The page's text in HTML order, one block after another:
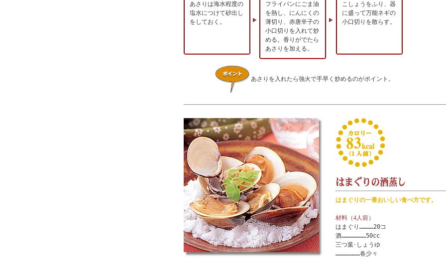
あさりは海水程度の
塩水につけて砂出し
をしておく。
フライパンにごま油
を熱し、にんにくの
薄切り、赤唐辛子の
小口切りを入れて炒
める。香りがでたら
あさりを加える。
こしょうをふり、器
に盛って万能ネギの
小口切りを散らす。
あさりを入れたら強火で手早く炒めるのがポイント。
はまぐりの一番おいしい食べ方です。
材料（4人前）
はまぐり…………20コ
酒…………………50cc
三つ葉･しょうゆ
…………………各少々